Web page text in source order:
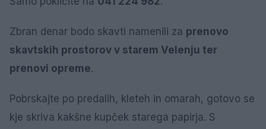
Zbran denar bodo skavti namenili za prenovo
skavtskih prostorov v starem Velenju ter
prenovi opreme.
Pobrskajte po predalih, kleteh in omarah, gotovo se
kje skriva kakšne kupček starega papirja. S